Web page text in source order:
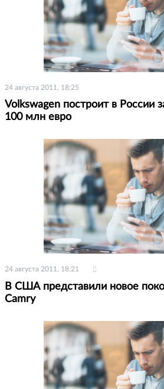
24 августа 2011, 18:25
Volkswagen построит в России
100 млн евро
24 августа 2011, 18:21
В США представили новое
Camry